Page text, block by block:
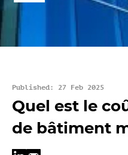
Published: 27 Feb 2025
Quel est le
de bâtiment